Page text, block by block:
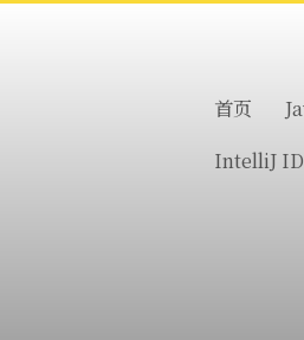
首页
IntelliJ